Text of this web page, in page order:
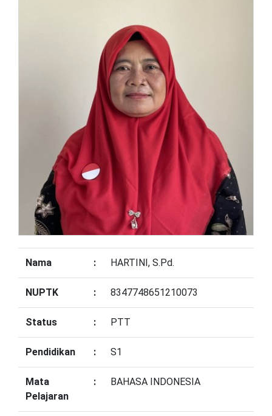
Nama : HARTINI, S.Pd.
NUPTK : 8347748651210073
Status : PTT
Pendidikan : S1
Mata
Pelajaran
: BAHASA INDONESIA